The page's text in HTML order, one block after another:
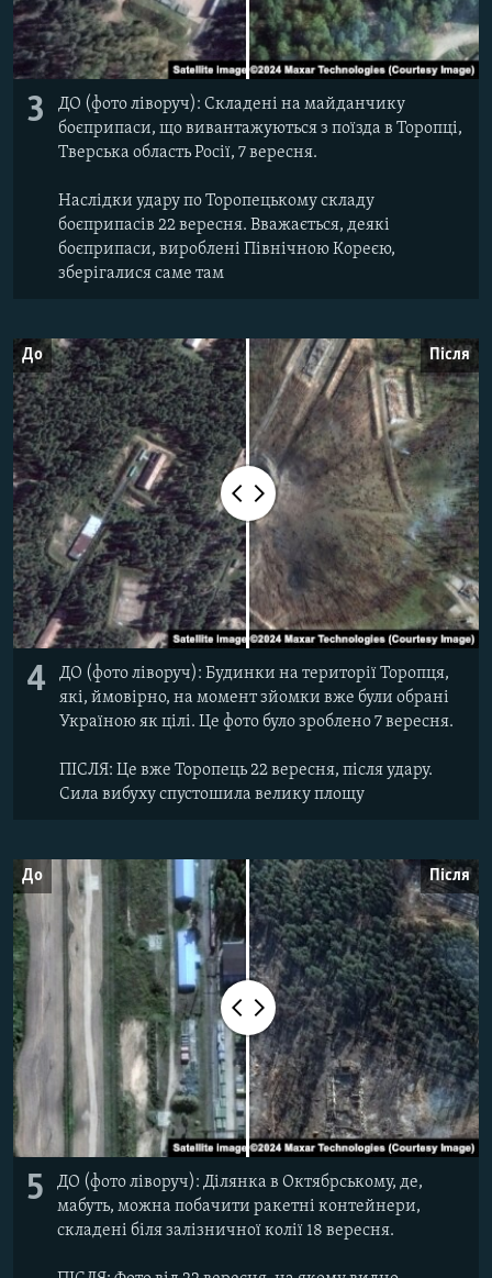
3
ДО (фото ліворуч): Складені на майданчику
боєприпаси, що вивантажуються з поїзда в Торопці,
Тверська область Росії, 7 вересня.
Наслідки удару по Торопецькому складу
боєприпасів 22 вересня. Вважається, деякі
боєприпаси, вироблені Північною Кореєю,
зберігалися саме там
До Після
4
ДО (фото ліворуч): Будинки на території Торопця,
які, ймовірно, на момент зйомки вже були обрані
Україною як цілі. Це фото було зроблено 7 вересня.
ПІСЛЯ: Це вже Торопець 22 вересня, після удару.
Сила вибуху спустошила велику площу
До Після
5
ДО (фото ліворуч): Ділянка в Октябрському, де,
мабуть, можна побачити ракетні контейнери,
складені біля залізничної колії 18 вересня.